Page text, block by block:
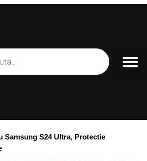
Samsung S24 Ultra, Protectie